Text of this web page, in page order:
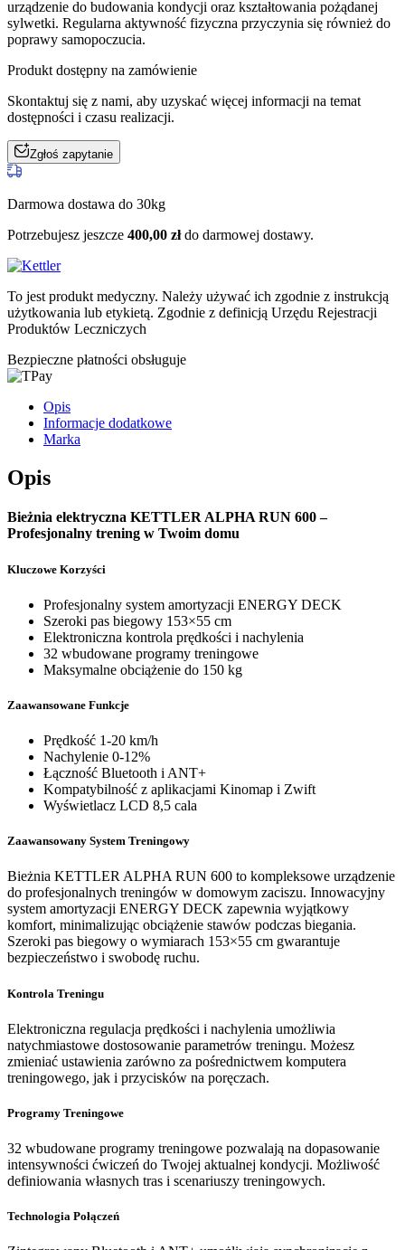
urządzenie do budowania kondycji oraz kształtowania pożądanej
sylwetki. Regularna aktywność fizyczna przyczynia się również do
poprawy samopoczucia.
Produkt dostępny na zamówienie
Skontaktuj się z nami, aby uzyskać więcej informacji na temat
dostępności i czasu realizacji.
Zgłoś zapytanie
Darmowa dostawa do 30kg
Potrzebujesz jeszcze 400,00 złdo darmowej dostawy.
To jest produkt medyczny. Należy używać ich zgodnie z instrukcją
użytkowania lub etykietą. Zgodnie z definicją Urzędu Rejestracji
Produktów Leczniczych
Bezpieczne płatności obsługuje
Opis
Informacje dodatkowe
Marka
Opis
Bieżnia elektryczna KETTLER ALPHA RUN 600 –
Profesjonalny trening w Twoim domu
Kluczowe Korzyści
Profesjonalny system amortyzacji ENERGY DECK
Szeroki pas biegowy 153×55 cm
Elektroniczna kontrola prędkości i nachylenia
32 wbudowane programy treningowe
Maksymalne obciążenie do 150 kg
Zaawansowane Funkcje
Prędkość 1-20 km/h
Nachylenie 0-12%
Łączność Bluetooth i ANT+
Kompatybilność z aplikacjami Kinomap i Zwift
Wyświetlacz LCD 8,5 cala
Zaawansowany System Treningowy
Bieżnia KETTLER ALPHA RUN 600 to kompleksowe urządzenie
do profesjonalnych treningów w domowym zaciszu. Innowacyjny
system amortyzacji ENERGY DECK zapewnia wyjątkowy
komfort, minimalizując obciążenie stawów podczas biegania.
Szeroki pas biegowy o wymiarach 153×55 cm gwarantuje
bezpieczeństwo i swobodę ruchu.
Kontrola Treningu
Elektroniczna regulacja prędkości i nachylenia umożliwia
natychmiastowe dostosowanie parametrów treningu. Możesz
zmieniać ustawienia zarówno za pośrednictwem komputera
treningowego, jak i przycisków na poręczach.
Programy Treningowe
32 wbudowane programy treningowe pozwalają na dopasowanie
intensywności ćwiczeń do Twojej aktualnej kondycji. Możliwość
definiowania własnych tras i scenariuszy treningowych.
Technologia Połączeń